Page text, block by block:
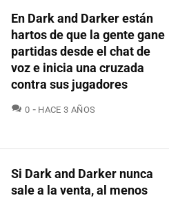
En Dark and Darker están
hartos de que la gente gane
partidas desde el chat de
voz e inicia una cruzada
contra sus jugadores
0 COMENTARIOS
HACE 3 AÑOS
Si Dark and Darker nunca
sale a la venta, al menos